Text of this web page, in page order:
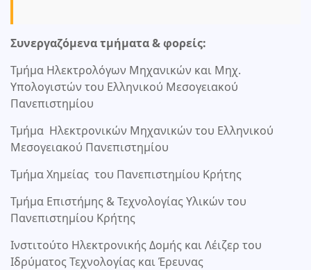
Συνεργαζόμενα τμήματα & φορείς:
Τμήμα Ηλεκτρολόγων Μηχανικών και Μηχ.
Υπολογιστών του Ελληνικού Μεσογειακού
Πανεπιστημίου
Τμήμα Ηλεκτρονικών Μηχανικών του Ελληνικού
Μεσογειακού Πανεπιστημίου
Τμήμα Χημείας του Πανεπιστημίου Κρήτης
Τμήμα Επιστήμης & Τεχνολογίας Υλικών του
Πανεπιστημίου Κρήτης
Ινστιτούτο Ηλεκτρονικής Δομής και Λέιζερ του
Ιδρύματος Τεχνολογίας και Έρευνας